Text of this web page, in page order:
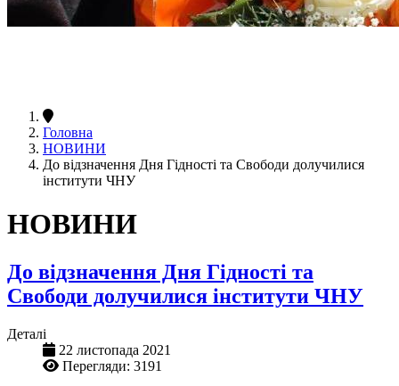
Головна
НОВИНИ
До відзначення Дня Гідності та Свободи долучилися
інститути ЧНУ
НОВИНИ
До відзначення Дня Гідності та
Свободи долучилися інститути ЧНУ
Деталі
22 листопада 2021
Перегляди: 3191